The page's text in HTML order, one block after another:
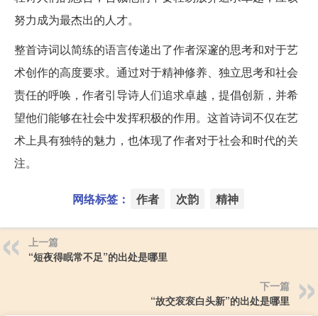
努力成为最杰出的人才。
整首诗词以简练的语言传递出了作者深邃的思考和对于艺
术创作的高度要求。通过对于精神修养、独立思考和社会
责任的呼唤，作者引导诗人们追求卓越，提倡创新，并希
望他们能够在社会中发挥积极的作用。这首诗词不仅在艺
术上具有独特的魅力，也体现了作者对于社会和时代的关
注。
网络标签： 作者 次韵 精神
上一篇
“短夜得眠常不足”的出处是哪里
下一篇
“故交衮衮白头新”的出处是哪里